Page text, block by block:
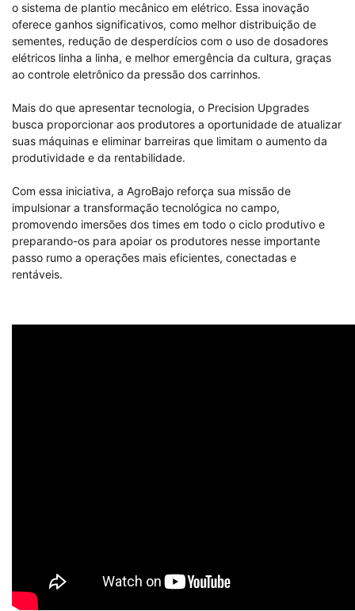
o sistema de plantio mecânico em elétrico. Essa inovação
oferece ganhos significativos, como melhor distribuição de
sementes, redução de desperdícios com o uso de dosadores
elétricos linha a linha, e melhor emergência da cultura, graças
ao controle eletrônico da pressão dos carrinhos.
Mais do que apresentar tecnologia, o Precision Upgrades
busca proporcionar aos produtores a oportunidade de atualizar
suas máquinas e eliminar barreiras que limitam o aumento da
produtividade e da rentabilidade.
Com essa iniciativa, a AgroBajo reforça sua missão de
impulsionar a transformação tecnológica no campo,
promovendo imersões dos times em todo o ciclo produtivo e
preparando-os para apoiar os produtores nesse importante
passo rumo a operações mais eficientes, conectadas e
rentáveis.